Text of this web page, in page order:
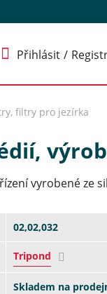
Přihlásit
filtry pro jezírka
vyrobené ze
02,02,032
Tripond
Skladem na